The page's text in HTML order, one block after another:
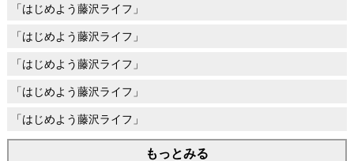
「はじめよう藤沢ライフ」
「はじめよう藤沢ライフ」
「はじめよう藤沢ライフ」
「はじめよう藤沢ライフ」
「はじめよう藤沢ライフ」
もっとみる